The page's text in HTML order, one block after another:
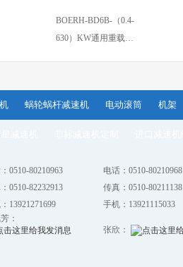
BOERH-BD6B-（0.4-
630）KW通用重载…
蜗轮蜗杆减速机 电动滚筒 机架
0510-80210963
电话：0510-80210968
0510-82232913
传真：0510-80211138
13921271699 手机：13921115033
：
张欣：